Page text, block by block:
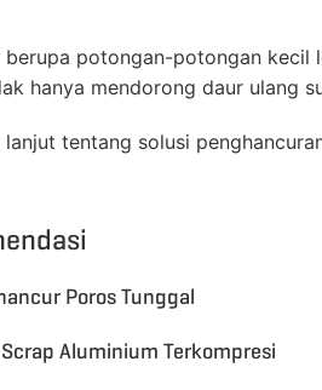
berupa potongan-potongan kecil
hanya mendorong daur ulang
lanjut tentang solusi
Poros Tunggal
Aluminium Terkompresi